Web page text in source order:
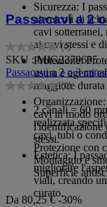
Sicurezza: I
ai veicoli di
cavi
ai cavi stessi e
Protezione:
usura e agenti
maggiore
cavi in modo
l'identificazione
stessi.
Estetica: I
migliorare
viali, creando
curato.
Passacavi a 2
(0)
0.0
su
5
stelle.
SKU : MIG2279635
Passacavi a 2 o 3
(0)
0.0
2 canali = 60
realizzata
cavi, tubi o
Protezione con
Montaggio e
Superficie
Da 80,25 € -30%